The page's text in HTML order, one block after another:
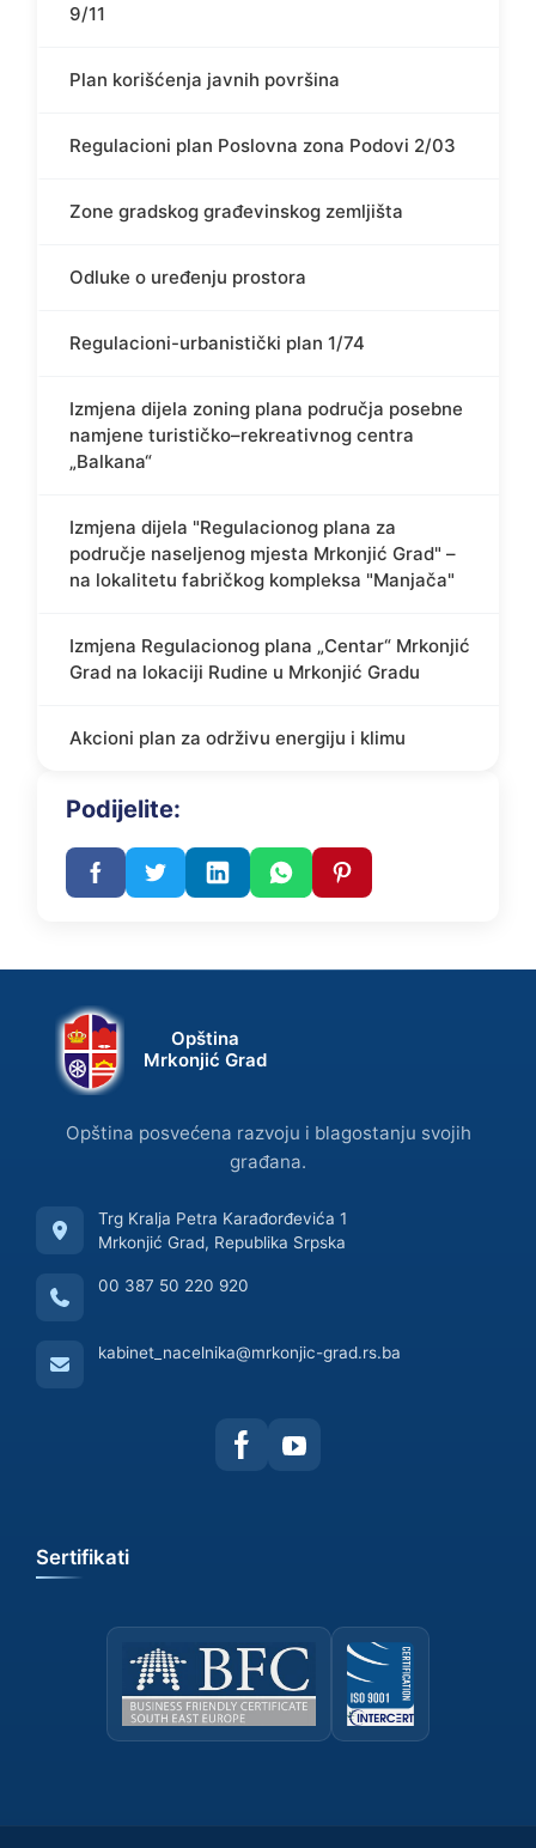
9/11
Plan korišćenja javnih površina
Regulacioni plan Poslovna zona Podovi 2/03
Zone gradskog građevinskog zemljišta
Odluke o uređenju prostora
Regulacioni-urbanistički plan 1/74
Izmjena dijela zoning plana područja posebne
namjene turističko–rekreativnog centra
„Balkana“
Izmjena dijela "Regulacionog plana za
područje naseljenog mjesta Mrkonjić Grad" –
na lokalitetu fabričkog kompleksa "Manjača"
Izmjena Regulacionog plana „Centar“ Mrkonjić
Grad na lokaciji Rudine u Mrkonjić Gradu
Akcioni plan za održivu energiju i klimu
Podijelite:
Opština
Mrkonjić Grad
Opština posvećena razvoju i blagostanju svojih
građana.
Trg Kralja Petra Karađorđevića 1
Mrkonjić Grad, Republika Srpska
00 387 50 220 920
kabinet_nacelnika@mrkonjic-grad.rs.ba
Sertifikati